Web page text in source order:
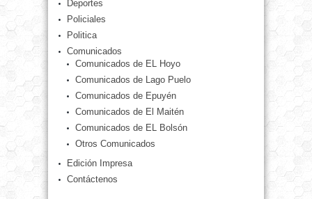
Deportes
Policiales
Politica
Comunicados
Comunicados de EL Hoyo
Comunicados de Lago Puelo
Comunicados de Epuyén
Comunicados de El Maitén
Comunicados de EL Bolsón
Otros Comunicados
Edición Impresa
Contáctenos